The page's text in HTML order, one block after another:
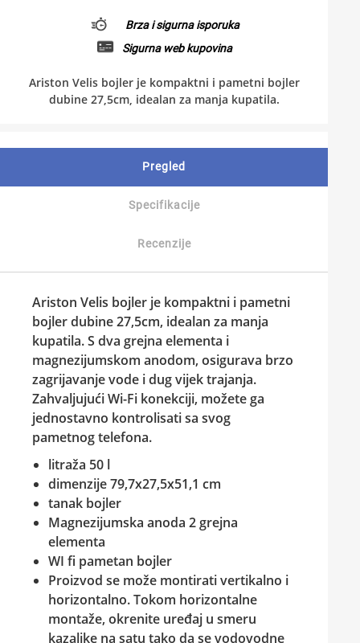
Brza i sigurna isporuka
Sigurna web kupovina
Ariston Velis bojler je kompaktni i pametni bojler
dubine 27,5cm, idealan za manja kupatila.
Pregled
Specifikacije
Recenzije
Ariston Velis bojler je kompaktni i pametni
bojler dubine 27,5cm, idealan za manja
kupatila. S dva grejna elementa i
magnezijumskom anodom, osigurava brzo
zagrijavanje vode i dug vijek trajanja.
Zahvaljujući Wi-Fi konekciji, možete ga
jednostavno kontrolisati sa svog
pametnog telefona.
litraža 50 l
dimenzije 79,7x27,5x51,1 cm
tanak bojler
Magnezijumska anoda 2 grejna
elementa
WI fi pametan bojler
Proizvod se može montirati vertikalno i
horizontalno. Tokom horizontalne
montaže, okrenite uređaj u smeru
kazaljke na satu tako da se vodovodne